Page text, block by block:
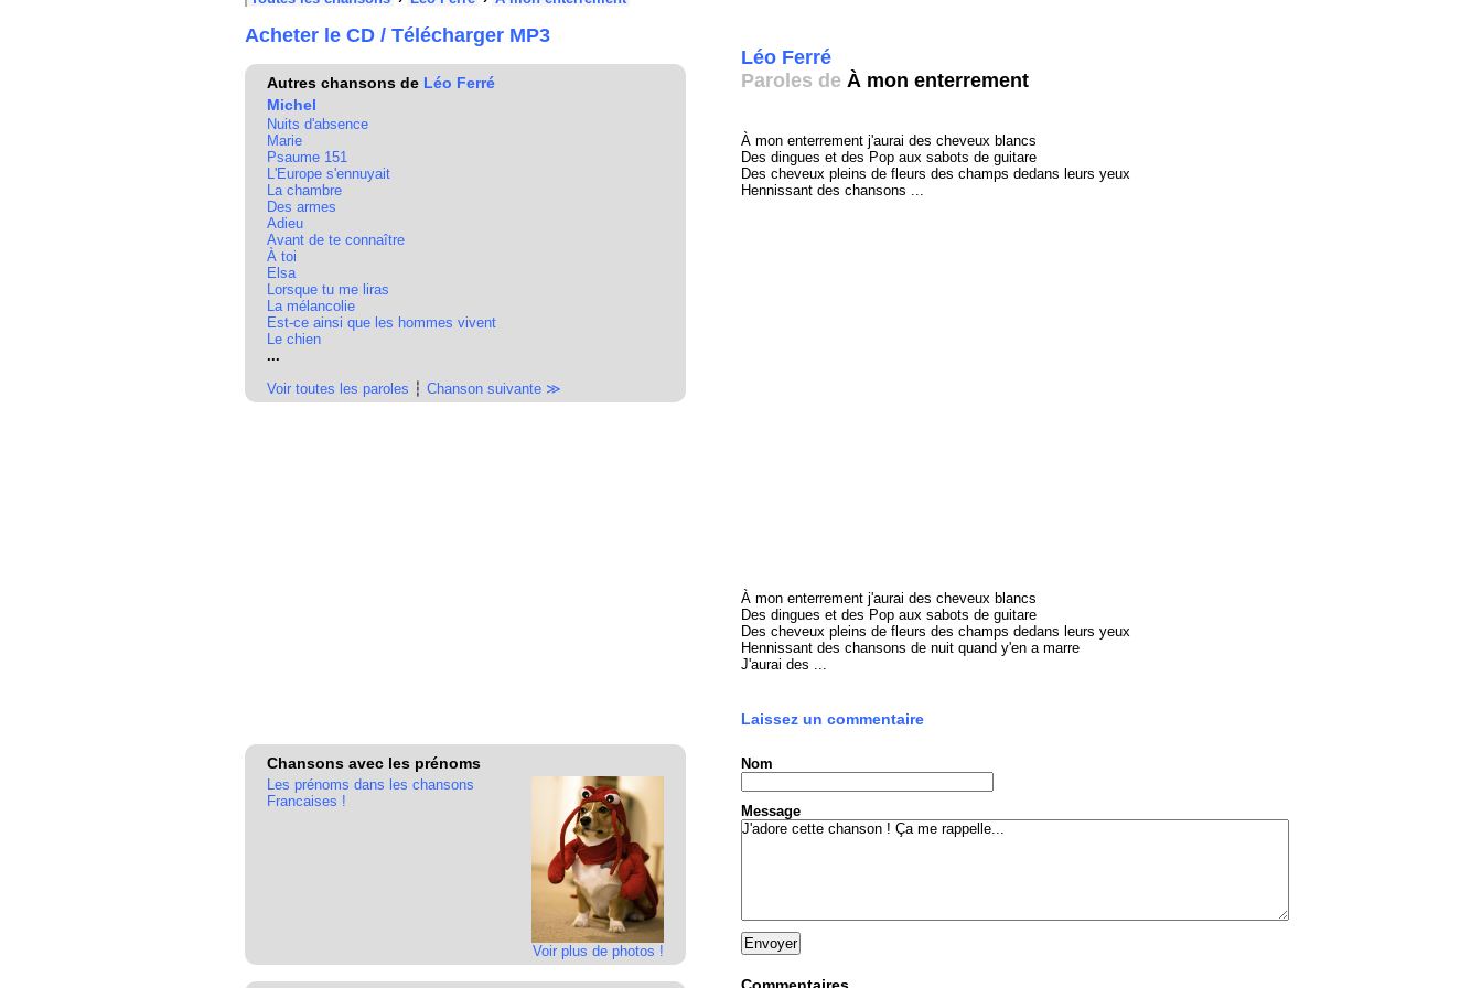
Acheter le CD / Télécharger MP3
Autres chansons de Léo Ferré
Michel
Nuits d'absence
Marie
Psaume 151
L'Europe s'ennuyait
La chambre
Des armes
Adieu
Avant de te connaître
À toi
Elsa
Lorsque tu me liras
La mélancolie
Est-ce ainsi que les hommes vivent
Le chien
...
Voir toutes les paroles ┆ Chanson suivante ≫
Chansons avec les prénoms
Voir plus de photos !
Les prénoms dans les chansons
Francaises !
Léo Ferré
Paroles de À mon enterrement
À mon enterrement j'aurai des cheveux blancs
Des dingues et des Pop aux sabots de guitare
Des cheveux pleins de fleurs des champs dedans leurs yeux
Hennissant des chansons ...
À mon enterrement j'aurai des cheveux blancs
Des dingues et des Pop aux sabots de guitare
Des cheveux pleins de fleurs des champs dedans leurs yeux
Hennissant des chansons de nuit quand y'en a marre
J'aurai des ...
Laissez un commentaire
Nom
Message